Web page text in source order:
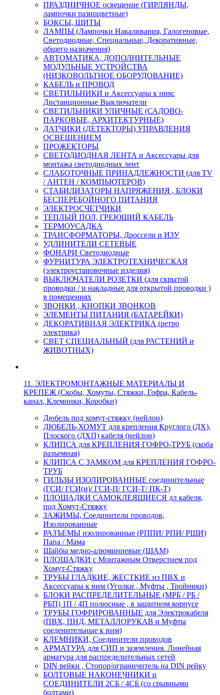
ПРАЗДНИЧНОЕ освещение (ГИРЛЯНДЫ,
лампочки разноцветные)
БОКСЫ, ЩИТЫ
ЛАМПЫ (Лампочки Накаливания, Галогеновые,
Светодиодные, Специальные, Декоративные,
общего назначения)
АВТОМАТИКА, ДОПОЛНИТЕЛЬНЫЕ
МОДУЛЬНЫЕ УСТРОЙСТВА
(НИЗКОВОЛЬТНОЕ ОБОРУДОВАНИЕ)
КАБЕЛЬ и ПРОВОД
СВЕТИЛЬНИКИ и Аксессуары к ним:
Дистанционные Выключатели
СВЕТИЛЬНИКИ УЛИЧНЫЕ (САДОВО-
ПАРКОВЫЕ, АРХИТЕКТУРНЫЕ)
ДАТЧИКИ (ДЕТЕКТОРЫ) УПРАВЛЕНИЯ
ОСВЕЩЕНИЕМ
ПРОЖЕКТОРЫ
СВЕТОДИОДНАЯ ЛЕНТА и Аксессуары для
монтажа светодиодных лент
СЛАБОТОЧНЫЕ ПРИНАДЛЕЖНОСТИ (для TV
/ АНТЕН / КОМПЬЮТЕРОВ)
СТАБИЛИЗАТОРЫ НАПРЯЖЕНИЯ , БЛОКИ
БЕСПЕРЕБОЙНОГО ПИТАНИЯ
ЭЛЕКТРОСЧЕТЧИКИ
ТЕПЛЫЙ ПОЛ, ГРЕЮЩИЙ КАБЕЛЬ
ТЕРМОУСАДКА
ТРАНСФОРМАТОРЫ, Дроссели и ИЗУ
УДЛИНИТЕЛИ СЕТЕВЫЕ
ФОНАРИ Светодиодные
ФУРНИТУРА ЭЛЕКТРОТЕХНИЧЕСКАЯ
(электроустановочные изделия)
ВЫКЛЮЧАТЕЛИ РОЗЕТКИ (для скрытой
проводки / и накладные для открытой проводки )
в помещениях
ЗВОНКИ , КНОПКИ ЗВОНКОВ
ЭЛЕМЕНТЫ ПИТАНИЯ (БАТАРЕЙКИ)
ДЕКОРАТИВНАЯ ЭЛЕКТРИКА (ретро
электрика)
СВЕТ СПЕЦИАЛЬНЫЙ (для РАСТЕНИЙ и
ЖИВОТНЫХ)
11. ЭЛЕКТРОМОНТАЖНЫЕ МАТЕРИАЛЫ И
КРЕПЕЖ (Скобы, Хомуты, Стяжки, Гофра, Кабель-
канал, Клемники, Коробки)
Дюбель под хомут-стяжку (нейлон)
ДЮБЕЛЬ-ХОМУТ для крепления Круглого (ДХ),
Плоского (ДХП) кабеля (нейлон)
КЛИПСА для КРЕПЛЕНИЯ ГОФРО-ТРУБ (скоба
разъемная)
КЛИПСА С ЗАМКОМ для КРЕПЛЕНИЯ ГОФРО-
ТРУБ
ГИЛЬЗЫ ИЗОЛИРОВАННЫЕ соединительные
(ГСИ/ ГСИ(н)/ ГСИ-П/ ГСИ-Т/ ПК-Т)
ПЛОЩАДКИ САМОКЛЕЯЩИЕСЯ дл кабеля,
под Хомут-Стяжку
ЗАЖИМЫ, Соединители проводов,
Изолированные
РАЗЪЕМЫ изолированные (РППИ/ РПИ/ РШИ)
Папа / Мама
Шайбы медно-алюминиевые (ШАМ)
ПЛОЩАДКИ с Монтажным Отверстием под
Хомут-Стяжку
ТРУБЫ ГЛАДКИЕ, ЖЕСТКИЕ из ПВХ и
Аксессуары к ним (Уголки , Муфты , Тройники)
БЛОКИ РАСПРЕДЕЛИТЕЛЬНЫЕ (МРБ / РБ /
РБП) 1П / 4П полюсные , в защитном корпусе
ТРУБЫ ГОФРИРОВАННЫЕ для Электрокабеля
(ПВХ, ПНД, МЕТАЛЛОРУКАВ и Муфты
соеденительные к ним)
КЛЕМНИКИ, Соединители проводов
АРМАТУРА для СИП и заземления. Линейная
арматура для распределительных сетей
DIN рейки , Стопор/ограничитель на DIN рейку
БОЛТОВЫЕ НАКОНЕЧНИКИ и
СОЕДИНИТЕЛИ 2СБ / 4СБ (со срывными
болтами)